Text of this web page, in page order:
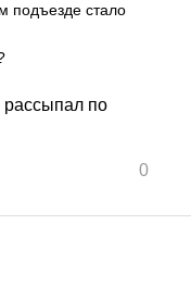
подъезде стало
рассыпал по
0